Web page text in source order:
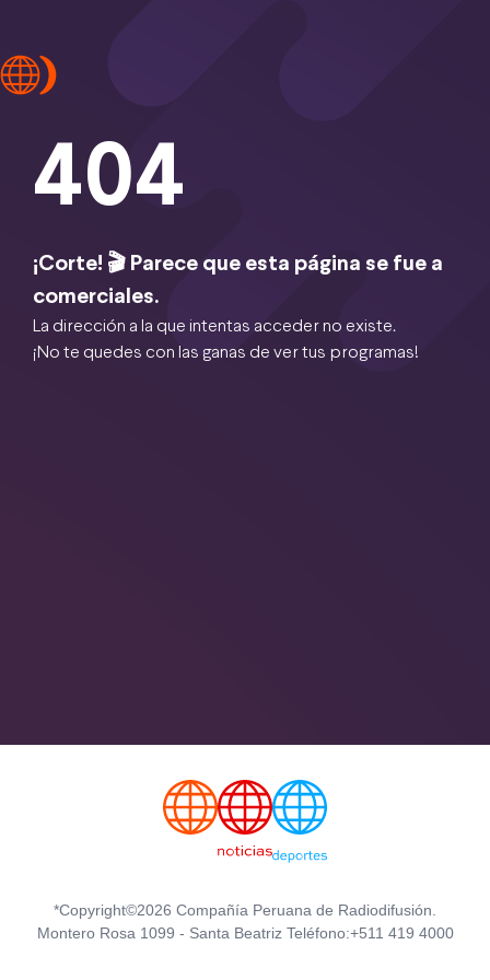
404
¡Corte! 🎬 Parece que esta página se fue a
comerciales.
La dirección a la que intentas acceder no existe.
¡No te quedes con las ganas de ver tus programas!
*Copyright©2026 Compañía Peruana de Radiodifusión.
Montero Rosa 1099 - Santa Beatriz Teléfono:+511 419 4000